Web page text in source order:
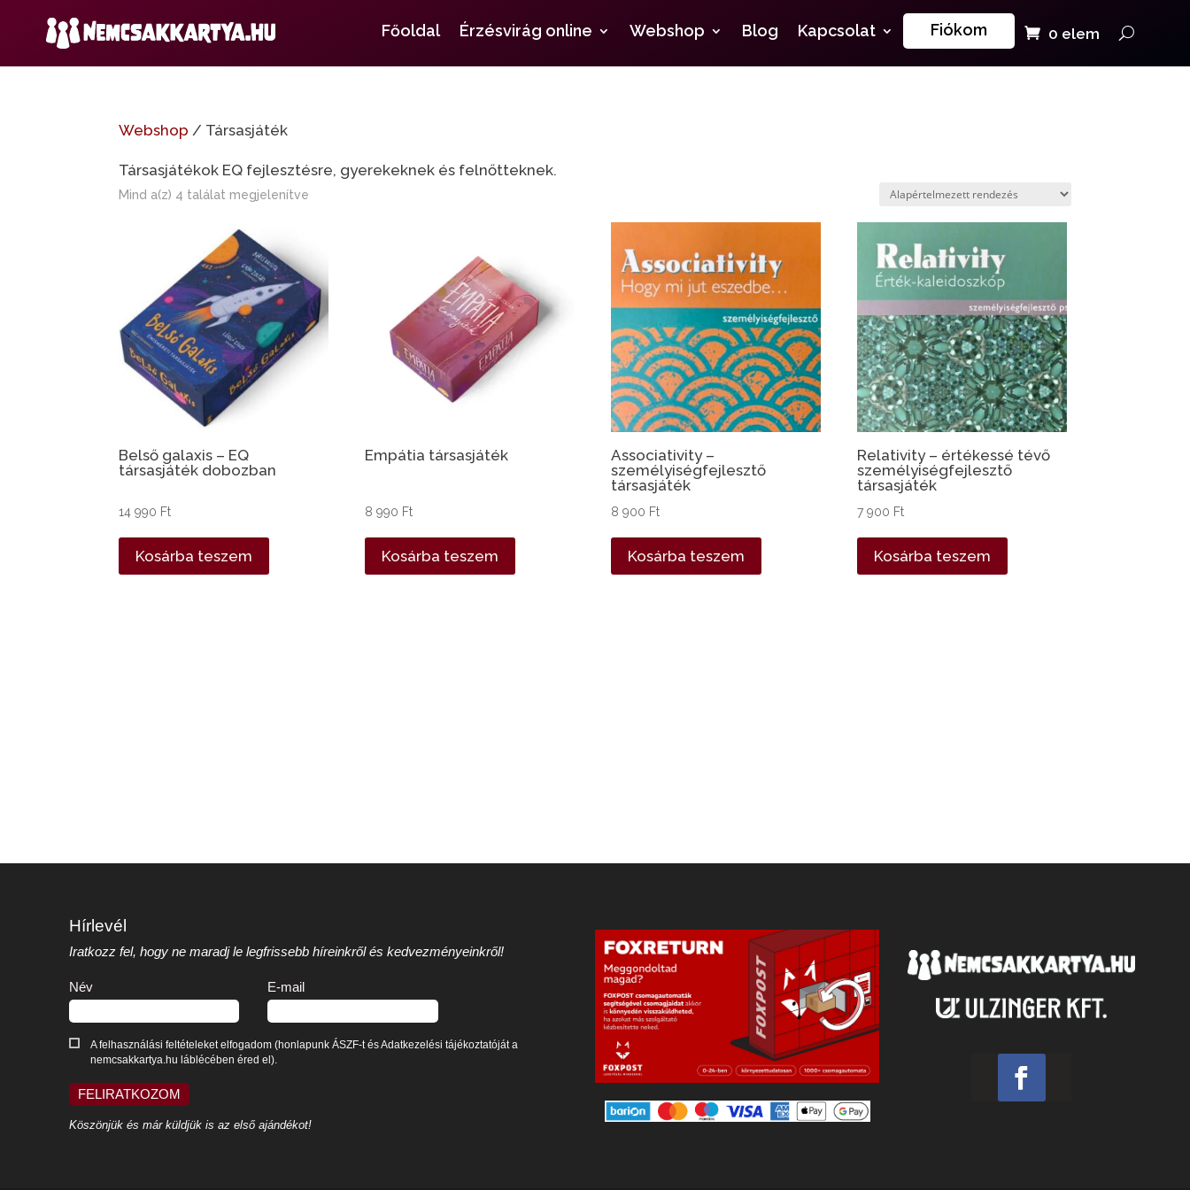
Főoldal Érzésvirág online Webshop Blog Kapcsolat Fiókom 0 elem
Webshop / Társasjáték
Társasjátékok EQ fejlesztésre, gyerekeknek és felnőtteknek.
Mind a(z) 4 találat megjelenítve
Belső galaxis – EQ
társasjáték dobozban
14 990 Ft
Kosárba teszem
Empátia társasjáték
8 990 Ft
Kosárba teszem
Associativity –
személyiségfejlesztő
társasjáték
8 900 Ft
Kosárba teszem
Relativity – értékessé tévő
személyiségfejlesztő
társasjáték
7 900 Ft
Kosárba teszem
Hírlevél
Iratkozz fel, hogy ne maradj le legfrissebb híreinkről és kedvezményeinkről!
Név E-mail
A felhasználási feltételeket elfogadom (honlapunk ÁSZF-t és Adatkezelési tájékoztatóját a
nemcsakkartya.hu láblécében éred el).
FELIRATKOZOM
Köszönjük és már küldjük is az első ajándékot!